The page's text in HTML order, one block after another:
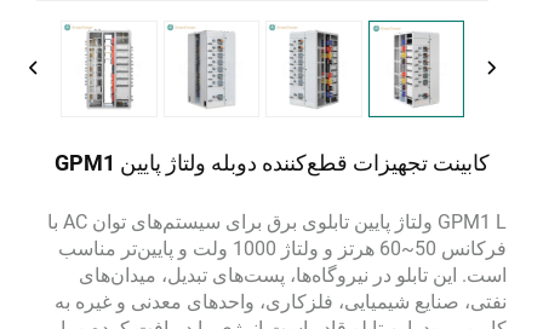
کابینت تجهیزات قطع‌کننده دوبله ولتاژ پایین GPM1
GPM1 L ولتاژ پایین
تابلوی برق برای سیستم‌های توان AC با
فرکانس 50~60 هرتز و ولتاژ 1000 ولت و پایین‌تر مناسب
است. این تابلو در نیروگاه‌ها، پست‌های تبدیل، میدان‌های
نفتی، صنایع شیمیایی، فلزکاری، واحدهای معدنی و غیره به